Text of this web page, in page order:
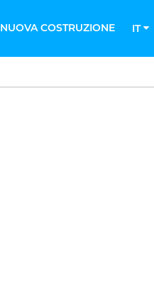
NUOVA COSTRUZIONE IT